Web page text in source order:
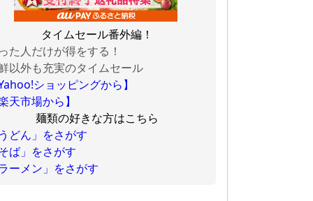
タイムセール番外編！
た人だけが得をする！
以外も充実のタイムセール
Yahoo!ショッピングから】
楽天市場から】
麺類の好きな方はこちら
うどん」をさがす
そば」をさがす
ラーメン」をさがす